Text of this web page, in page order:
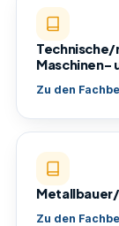
Maschinen-
Zu den
Zu den